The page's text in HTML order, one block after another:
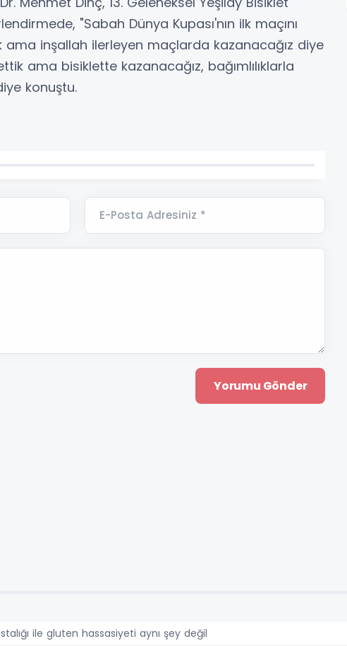
"Sabah Dünya Kupası'nın ilk maçını
ama inşallah ilerleyen maçlarda kazanacağız diye
ama bisiklette kazanacağız, bağımlılıklarla
konuştu.
E-Posta Adresiniz *
ile gluten hassasiyeti aynı şey değil